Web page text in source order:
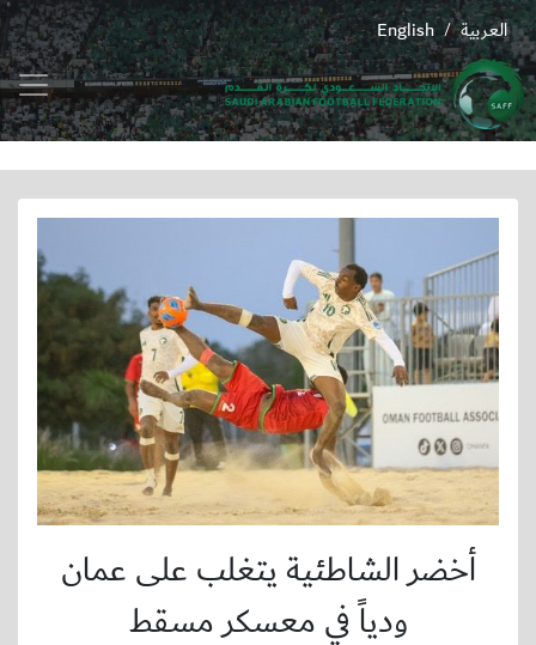
English / العربية
أخضر الشاطئية يتغلب على عمان
ودياً في معسكر مسقط